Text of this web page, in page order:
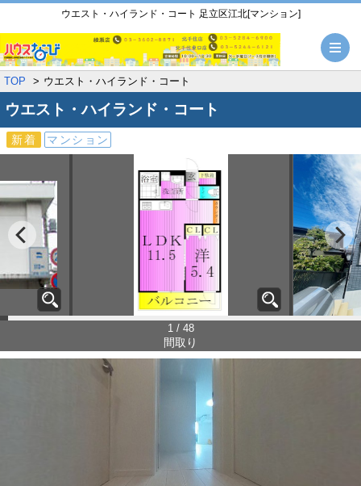
ウエスト・ハイランド・コート 足立区江北[マンション]
TOP ウエスト・ハイランド・コート
ウエスト・ハイランド・コート
新着 マンション
1 / 48
間取り